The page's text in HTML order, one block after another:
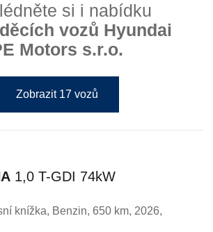
si i nabídku
vozů Hyundai
Motors s.r.o.
Zobrazit 17 vozů
1,0 T-GDI 74kW
knížka, Benzin, 650 km, 2026,